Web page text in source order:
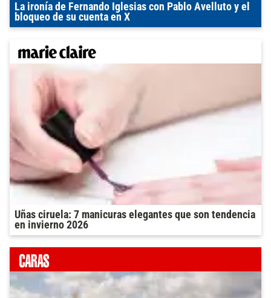
La ironía de Fernando Iglesias con Pablo Avelluto y el
bloqueo de su cuenta en X
Uñas ciruela: 7 manicuras elegantes que son tendencia
en invierno 2026